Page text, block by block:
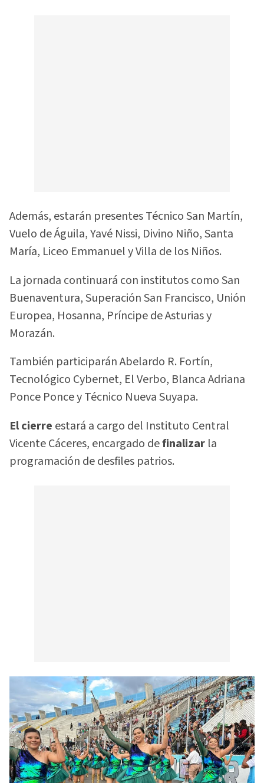
Además, estarán presentes Técnico San Martín,
Vuelo de Águila, Yavé Nissi, Divino Niño, Santa
María, Liceo Emmanuel y Villa de los Niños.
La jornada continuará con institutos como San
Buenaventura, Superación San Francisco, Unión
Europea, Hosanna, Príncipe de Asturias y
Morazán.
También participarán Abelardo R. Fortín,
Tecnológico Cybernet, El Verbo, Blanca Adriana
Ponce Ponce y Técnico Nueva Suyapa.
El cierre estará a cargo del Instituto Central
Vicente Cáceres, encargado definalizar la
programación de desfiles patrios.